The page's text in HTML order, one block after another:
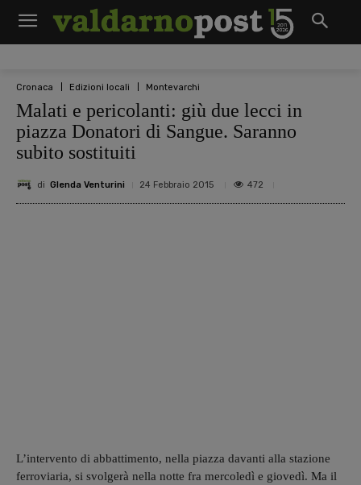
Cronaca Edizioni locali Montevarchi
Malati e pericolanti: giù due lecci in
piazza Donatori di Sangue. Saranno
subito sostituiti
di Glenda Venturini 24 Febbraio 2015 472
L’intervento di abbattimento, nella piazza davanti alla stazione
ferroviaria, si svolgerà nella notte fra mercoledì e giovedì. Ma il